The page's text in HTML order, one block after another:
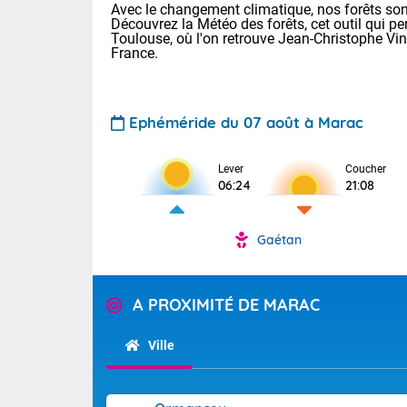
Tendance
Avec le changement climatique, nos forêts
Découvrez la Météo des forêts, cet outil qui
Toulouse, où l'on retrouve Jean-Christophe
France.
Ephéméride du 07 août à Marac
Lever
06:24
Coucher
21:08
Gaétan
A PROXIMITÉ DE MARAC
Ville
Voici les
28 Lyon :
: 27 Nancy :
31 Lille : 26
Aujourd'hui :
alors que la